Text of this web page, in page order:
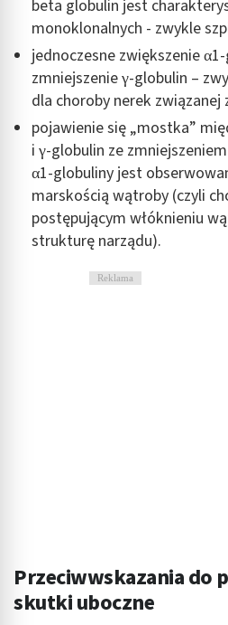
beta globulin jest
monoklonalnych - zwykle
jednoczesne zwiększenie
zmniejszenie γ-globulin –
dla choroby nerek związanej
pojawienie się „mostka”
i γ-globulin ze
α1-globuliny jest
marskością wątroby (czyli
postępującym włóknieniu
strukturę narządu).
Reklama
Przeciwwskazania do
skutki uboczne